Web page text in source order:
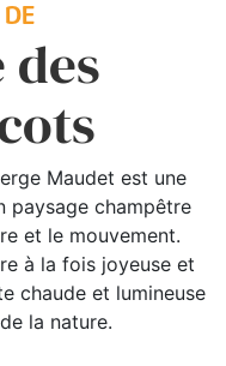
des
Maudet est une
paysage champêtre
et le mouvement.
à la fois joyeuse et
chaude et lumineuse
la nature.